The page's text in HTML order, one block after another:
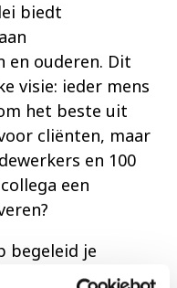
biedt
en ouderen. Dit
visie: ieder mens
het beste uit
cliënten, maar
en 100
een
begeleid je